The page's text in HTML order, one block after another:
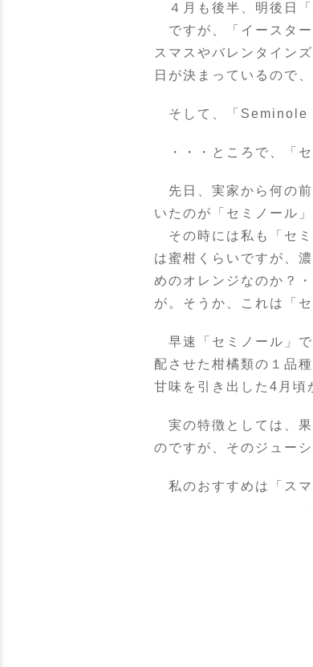
４月も後半、明後日「
ですが、「イースター
スマスやバレンタイン
日が決まっているので
そして、「Seminole
・・・ところで、「セ
先日、実家から何の前
いたのが「セミノール」
その時には私も「セミ
は蜜柑くらいですが、
めのオレンジなのか？
が。そうか、これは「
早速「セミノール」で
配させた柑橘類の１品
甘味を引き出した4月頃
実の特徴としては、果
のですが、そのジュー
私のおすすめは「スマ